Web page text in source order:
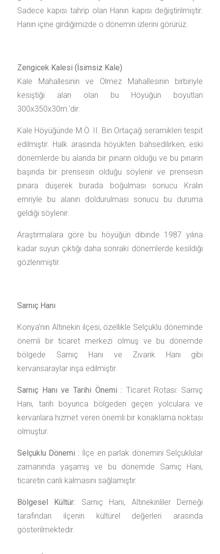
Sadece kapısı tahrip olan Hanın kapısı değiştirilmiştir.
Hanın içine girdiğimizde o dönemin izlerini görürüz.
Zengicek Kalesi (İsimsiz Kale)
Kale Mahallesinin ve Ölmez Mahallesinin birbiriyle
kesiştiği alan olan bu Höyüğün boyutları
300x350x30m.'dir.
Kale Höyüğünde M.Ö. II. Bin Ortaçağ seramikleri tespit
edilmiştir. Halk arasında höyükten bahsedilirken; eski
dönemlerde bu alanda bir pınarın olduğu ve bu pınarın
başında bir prensesin olduğu söylenir ve prensesin
pınara düşerek burada boğulması sonucu Kralın
emriyle bu alanın doldurulması sonucu bu duruma
geldiği söylenir.
Araştırmalara göre bu höyüğün dibinde 1987 yılına
kadar suyun çıktığı daha sonraki dönemlerde kesildiği
gözlenmiştir.
Sarnıç Hanı
Konya'nın Altınekin ilçesi, özellikle Selçuklu döneminde
önemli bir ticaret merkezi olmuş ve bu dönemde
bölgede Sarnıç Hanı ve Zıvarık Hanı gibi
kervansaraylar inşa edilmiştir.
Sarnıç Hanı ve Tarihi Önemi : Ticaret Rotası: Sarnıç
Hanı, tarih boyunca bölgeden geçen yolculara ve
kervanlara hizmet veren önemli bir konaklama noktası
olmuştur.
Selçuklu Dönemi : İlçe en parlak dönemini Selçuklular
zamanında yaşamış ve bu dönemde Sarnıç Hanı,
ticaretin canlı kalmasını sağlamıştır.
Bölgesel Kültür: Sarnıç Hanı, Altınekinliler Derneği
tarafından ilçenin kültürel değerleri arasında
gösterilmektedir.